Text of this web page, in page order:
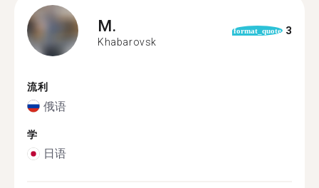
M.
Khabarovsk
format_quote 3
流利
俄语
学
日语